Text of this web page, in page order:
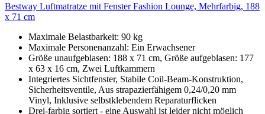
Bestway Luftmatratze mit Fenster Fashion Lounge, Mehrfarbig, 188
x 71 cm
Maximale Belastbarkeit: 90 kg
Maximale Personenanzahl: Ein Erwachsener
Größe unaufgeblasen: 188 x 71 cm, Größe aufgeblasen: 177
x 63 x 16 cm, Zwei Luftkammern
Integriertes Sichtfenster, Stabile Coil-Beam-Konstruktion,
Sicherheitsventile, Aus strapazierfähigem 0,24/0,20 mm
Vinyl, Inklusive selbstklebendem Reparaturflicken
Drei-farbig sortiert - eine Auswahl ist leider nicht möglich